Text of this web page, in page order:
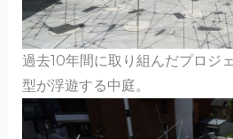
過去10年間に取り組んだプロジ
型が浮遊する中庭。